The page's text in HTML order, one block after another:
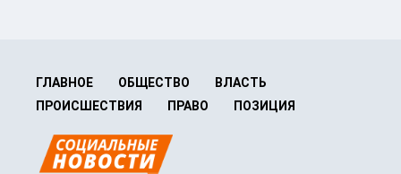
ГЛАВНОЕ ОБЩЕСТВО
ВЛАСТЬ
ПРОИСШЕСТВИЯ
ПРАВО ПОЗИЦИЯ